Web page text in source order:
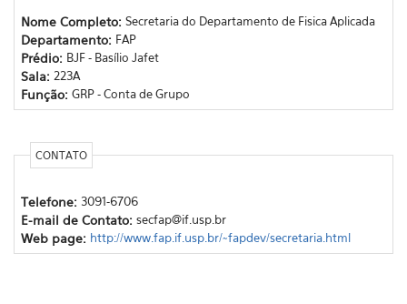
Nome Completo: Secretaria do Departamento de Fisica Aplicada
Departamento: FAP
Prédio: BJF - Basílio Jafet
Sala: 223A
Função: GRP - Conta de Grupo
CONTATO
Telefone: 3091-6706
E-mail de Contato: secfap@if.usp.br
Web page: http://www.fap.if.usp.br/~fapdev/secretaria.html